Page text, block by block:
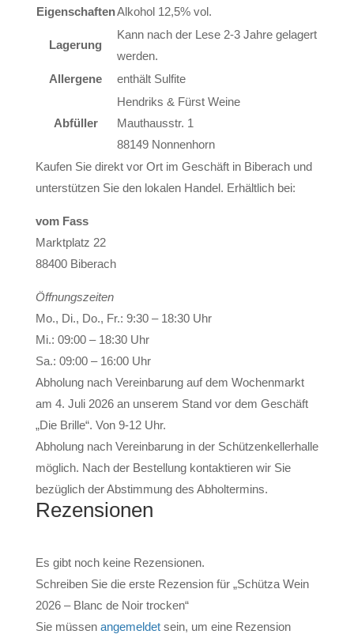
EigenschaftenAlkohol 12,5% vol.
Lagerung
Kann nach der Lese 2-3 Jahre gelagert
werden.
Allergene
enthält Sulfite
Abfüller
Hendriks & Fürst Weine
Mauthausstr. 1
88149 Nonnenhorn
Kaufen Sie direkt vor Ort im Geschäft in Biberach und
unterstützen Sie den lokalen Handel. Erhältlich bei:
vom Fass
Marktplatz 22
88400 Biberach
Öffnungszeiten
Mo., Di., Do., Fr.: 9:30 – 18:30 Uhr
Mi.: 09:00 – 18:30 Uhr
Sa.: 09:00 – 16:00 Uhr
Abholung nach Vereinbarung auf dem Wochenmarkt
am 4. Juli 2026 an unserem Stand vor dem Geschäft
„Die Brille“. Von 9-12 Uhr.
Abholung nach Vereinbarung in der Schützenkellerhalle
möglich. Nach der Bestellung kontaktieren wir Sie
bezüglich der Abstimmung des Abholtermins.
Rezensionen
Es gibt noch keine Rezensionen.
Schreiben Sie die erste Rezension für „Schütza Wein
2026 – Blanc de Noir trocken“
Sie müssen angemeldetsein, um eine Rezension